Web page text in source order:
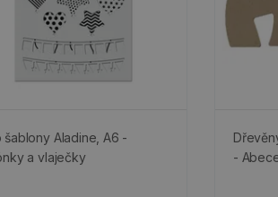
šablony Aladine, A6 -
a vlaječky
-